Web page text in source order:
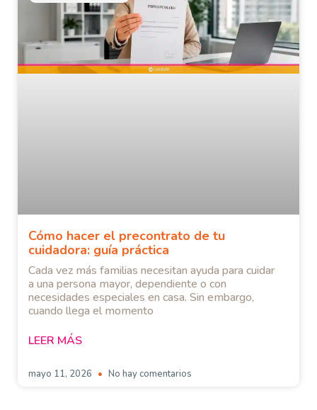
Cómo hacer el precontrato de tu
cuidadora: guía práctica
Cada vez más familias necesitan ayuda para cuidar
a una persona mayor, dependiente o con
necesidades especiales en casa. Sin embargo,
cuando llega el momento
LEER MÁS
mayo 11, 2026 No hay comentarios